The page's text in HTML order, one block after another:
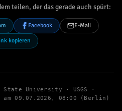
teilen, der das gerade auch spürt:
Facebook
E-Mail
kopieren
State University · USGS ·
am09.07.2026, 08:00 (Berlin)